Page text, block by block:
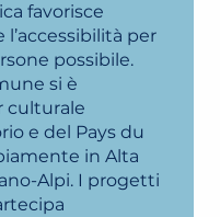
favorisce
per
possibile.
si è
culturale
e del Pays du
in Alta
Alpi. I progetti